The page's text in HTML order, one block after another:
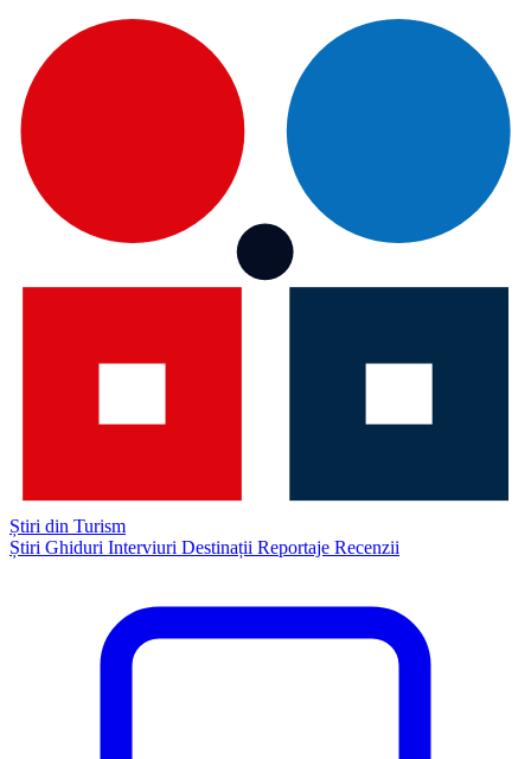
Știri din Turism
Știri Ghiduri Interviuri Destinații Reportaje Recenzii